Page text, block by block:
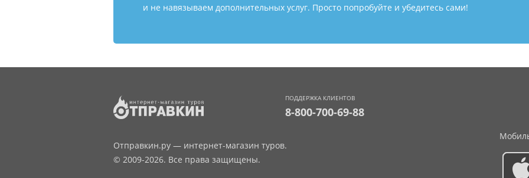
и не навязываем дополнительных услуг. Просто попробуйте и убедитесь сами!
ПОДДЕРЖКА КЛИЕНТОВ
8-800-700-69-88
Отправкин.ру — интернет-магазин туров.
© 2009-2026. Все права защищены.